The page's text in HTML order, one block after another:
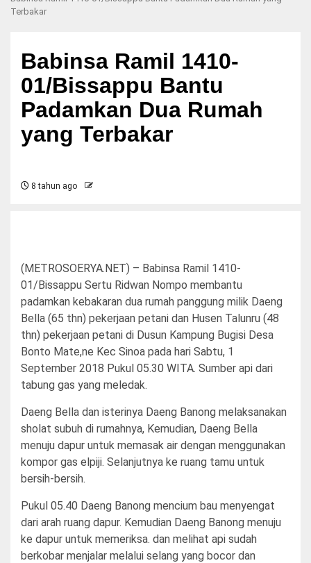
Terbakar
Babinsa Ramil 1410-
01/Bissappu Bantu
Padamkan Dua Rumah
yang Terbakar
8 tahun ago
(METROSOERYA.NET) – Babinsa Ramil 1410-
01/Bissappu Sertu Ridwan Nompo membantu
padamkan kebakaran dua rumah panggung milik Daeng
Bella (65 thn) pekerjaan petani dan Husen Talunru (48
thn) pekerjaan petani di Dusun Kampung Bugisi Desa
Bonto Mate,ne Kec Sinoa pada hari Sabtu, 1
September 2018 Pukul 05.30 WITA. Sumber api dari
tabung gas yang meledak.
Daeng Bella dan isterinya Daeng Banong melaksanakan
sholat subuh di rumahnya, Kemudian, Daeng Bella
menuju dapur untuk memasak air dengan menggunakan
kompor gas elpiji. Selanjutnya ke ruang tamu untuk
bersih-bersih.
Pukul 05.40 Daeng Banong mencium bau menyengat
dari arah ruang dapur. Kemudian Daeng Banong menuju
ke dapur untuk memeriksa. dan melihat api sudah
berkobar menjalar melalui selang yang bocor dan